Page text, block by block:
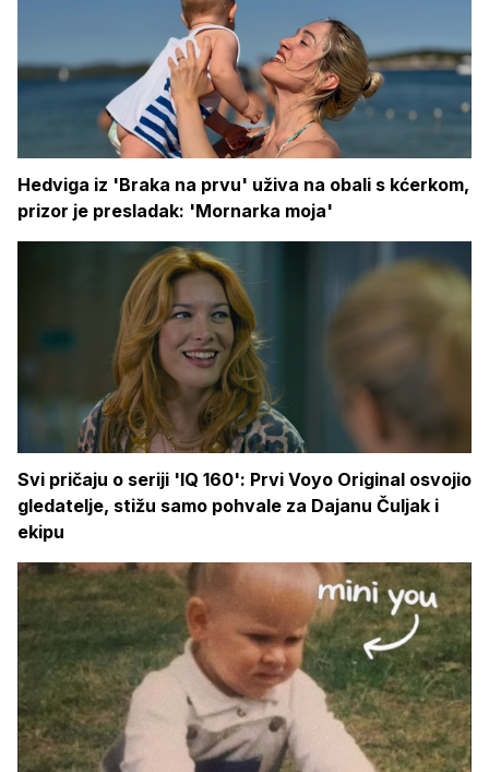
Hedviga iz 'Braka na prvu' uživa na obali s kćerkom,
prizor je presladak: 'Mornarka moja'
Svi pričaju o seriji 'IQ 160': Prvi Voyo Original osvojio
gledatelje, stižu samo pohvale za Dajanu Čuljak i
ekipu